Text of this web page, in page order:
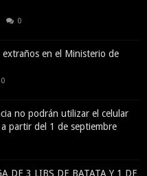
0
en el Ministerio de
0
no podrán utilizar el celular
partir del 1 de septiembre
DE 3 LIBS DE BATATA Y 1 DE